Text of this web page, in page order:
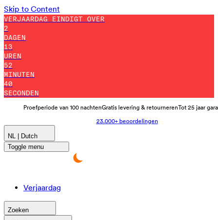
Skip to Content
VERJAARDAG EINDIGT OVER
2
DAGEN
13
UREN
52
MINUTEN
29
SECONDEN
Proefperiode van 100 nachtenGratis levering & retournerenTot 25 jaar
23.000+ beoordelingen
NL | Dutch
Toggle menu
Verjaardag
Zoeken